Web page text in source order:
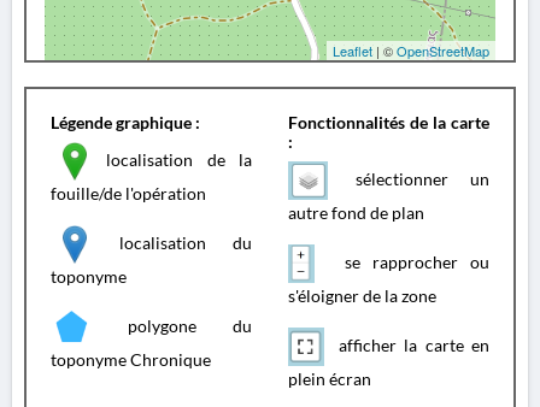
Leaflet | ©OpenStreetMap
Légende graphique :
localisation de la
fouille/de l'opération
localisation du
toponyme
polygone du
toponyme Chronique
Fonctionnalités de la carte
:
sélectionner un
autre fond de plan
se rapprocher ou
s'éloigner de la zone
afficher la carte en
plein écran